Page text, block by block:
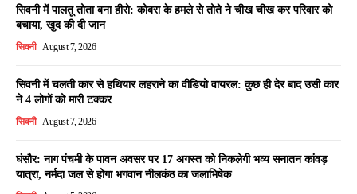
सिवनी में पालतू तोता बना हीरो: कोबरा के हमले से तोते ने चीख चीख कर परिवार को
बचाया, खुद की दी जान
सिवनी August 7, 2026
सिवनी में चलती कार से हथियार लहराने का वीडियो वायरल: कुछ ही देर बाद उसी कार
ने 4 लोगों को मारी टक्कर
सिवनी August 7, 2026
घंसौर: नाग पंचमी के पावन अवसर पर 17 अगस्त को निकलेगी भव्य सनातन कांवड़
यात्रा, नर्मदा जल से होगा भगवान नीलकंठ का जलाभिषेक